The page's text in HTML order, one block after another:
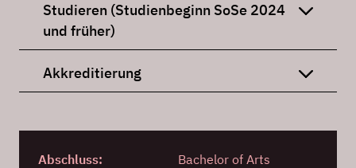
Studieren (Studienbeginn SoSe 2024
und früher)
Akkreditierung
Abschluss:
Bachelor of Arts